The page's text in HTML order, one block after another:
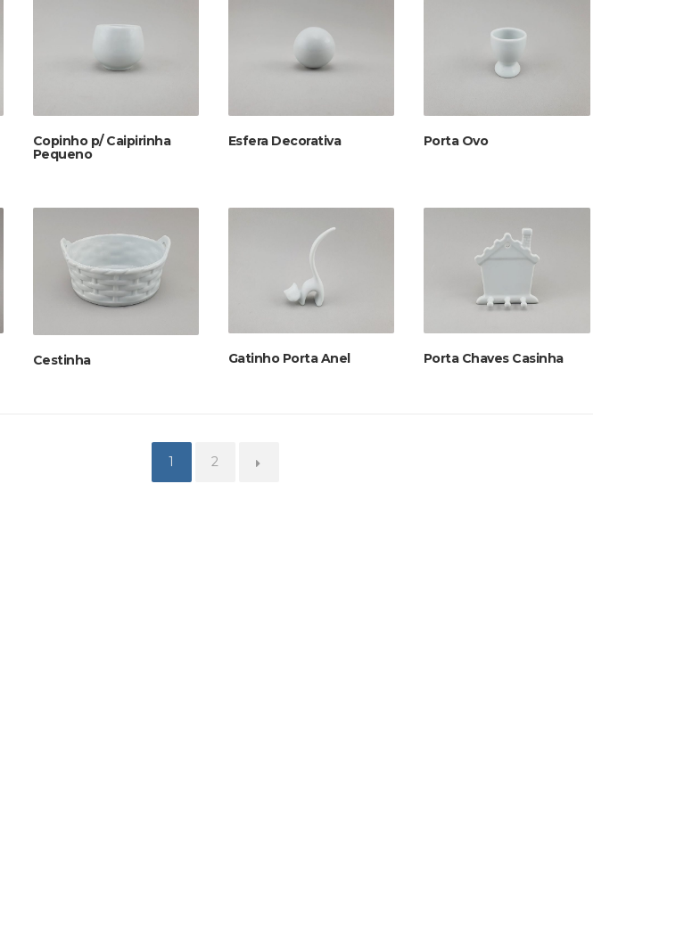
Copinho p/ Caipirinha
Pequeno
Esfera Decorativa Porta Ovo
Cestinha Gatinho Porta Anel Porta Chaves Casinha
1 2 →